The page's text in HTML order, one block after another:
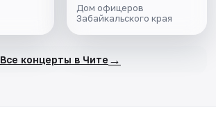
Дом офицеров
Забайкальского края
Все концерты в Чите →